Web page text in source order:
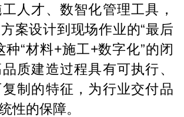
人才、数智化管理工具，
案设计到现场作业的“最后
种“材料+施工+数字化”的闭
质建造过程具有可执行、
制的特征，为行业交付品
性的保障。